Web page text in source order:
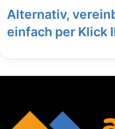
Alternativ,
einfach per Klick